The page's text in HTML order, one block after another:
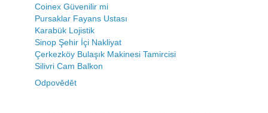
Coinex Güvenilir mi
Pursaklar Fayans Ustası
Karabük Lojistik
Sinop Şehir İçi Nakliyat
Çerkezköy Bulaşık Makinesi Tamircisi
Silivri Cam Balkon
Odpovědět